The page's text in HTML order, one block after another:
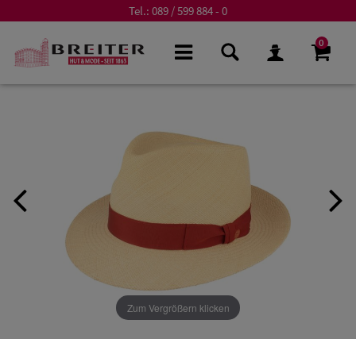
Tel.: 089 / 599 884 - 0
0
Zum Vergrößern klicken